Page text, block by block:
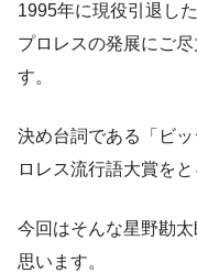
1995年に現役引退し
プロレスの発展にご
す。
決め台詞である「 ビ
ロレス流行語大賞を
今回はそんな星野勘
思います。